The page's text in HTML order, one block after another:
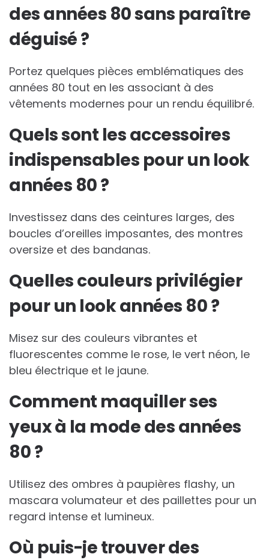
des années 80 sans paraître
déguisé ?
Portez quelques pièces emblématiques des
années 80 tout en les associant à des
vêtements modernes pour un rendu équilibré.
Quels sont les accessoires
indispensables pour un look
années 80 ?
Investissez dans des ceintures larges, des
boucles d’oreilles imposantes, des montres
oversize et des bandanas.
Quelles couleurs privilégier
pour un look années 80 ?
Misez sur des couleurs vibrantes et
fluorescentes comme le rose, le vert néon, le
bleu électrique et le jaune.
Comment maquiller ses
yeux à la mode des années
80 ?
Utilisez des ombres à paupières flashy, un
mascara volumateur et des paillettes pour un
regard intense et lumineux.
Où puis-je trouver des